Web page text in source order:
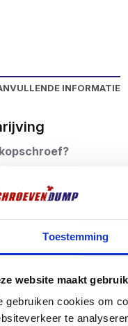
Toestemming
website maakt
gebruiken cookies om
te
INFORMATIE
ook wel
. De grote tellerkop
maakt.
schroef in het hout?
u in ieder geval